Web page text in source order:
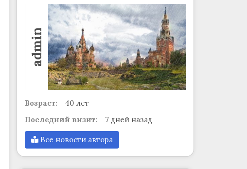
admin
Возраст:
40 лет
Последний визит:
7 дней назад
Все новости автора